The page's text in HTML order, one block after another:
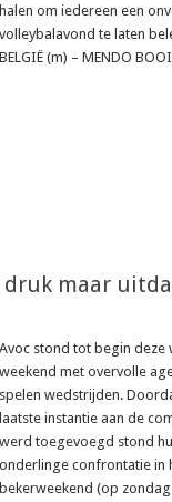
halen om iedereen een
volleybalavond te laten
BELGIË (m) – MENDO
druk maar
Avoc stond tot begin deze
weekend met overvolle
spelen wedstrijden.
laatste instantie aan de
werd toegevoegd stond
onderlinge confrontatie in
bekerweekend (op